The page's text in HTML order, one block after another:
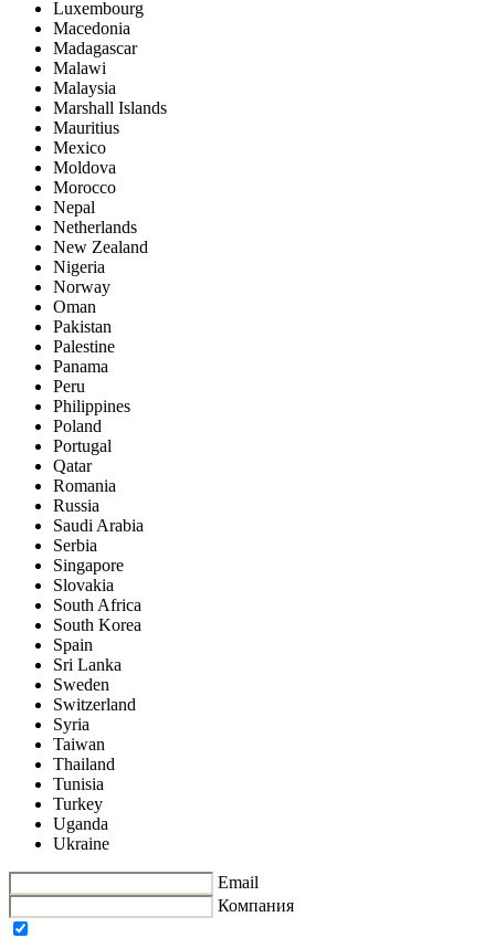
Luxembourg
Macedonia
Madagascar
Malawi
Malaysia
Marshall Islands
Mauritius
Mexico
Moldova
Morocco
Nepal
Netherlands
New Zealand
Nigeria
Norway
Oman
Pakistan
Palestine
Panama
Peru
Philippines
Poland
Portugal
Qatar
Romania
Russia
Saudi Arabia
Serbia
Singapore
Slovakia
South Africa
South Korea
Spain
Sri Lanka
Sweden
Switzerland
Syria
Taiwan
Thailand
Tunisia
Turkey
Uganda
Ukraine
Email
Компания